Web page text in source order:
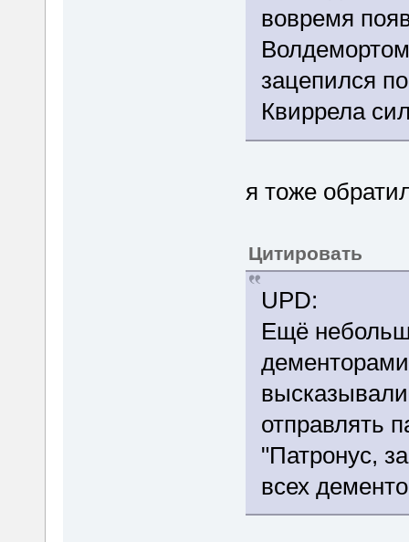
вовремя
зацепился
Квиррела
я тоже
Цитировать
UPD:
Ещё
отправлять
"Патронус,
всех